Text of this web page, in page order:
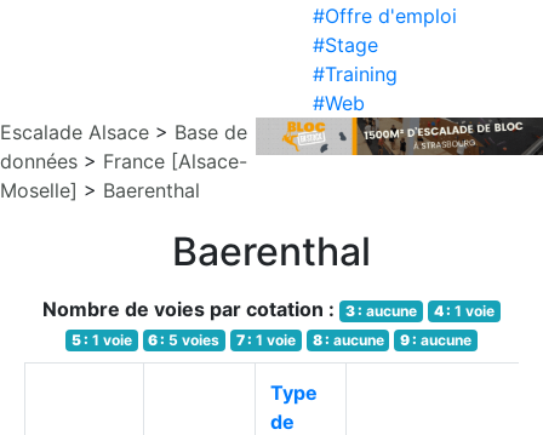
#Offre d'emploi
#Stage
#Training
#Web
Escalade Alsace > Base de
données > France [Alsace-
Moselle] > Baerenthal
Baerenthal
Nombre de voies par cotation : 3 : aucune 4 : 1 voie
5 : 1 voie 6 : 5 voies 7 : 1 voie 8 : aucune 9 : aucune
Type
de